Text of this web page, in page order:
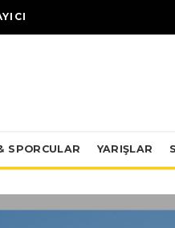
SPORCULAR YARIŞLAR